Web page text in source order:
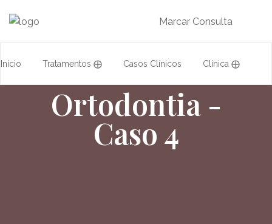
Início Tratamentos ⨁ Casos Clínicos Clínica ⨁
Equipa Formação
Marcar Consulta
Ortodontia -
Caso 4